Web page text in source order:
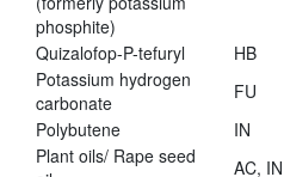
phosphite)
Quizalofop-P-tefuryl HB
Potassium hydrogen
carbonate
FU
Polybutene
IN
Plant oils/ Rape seed
AC, IN